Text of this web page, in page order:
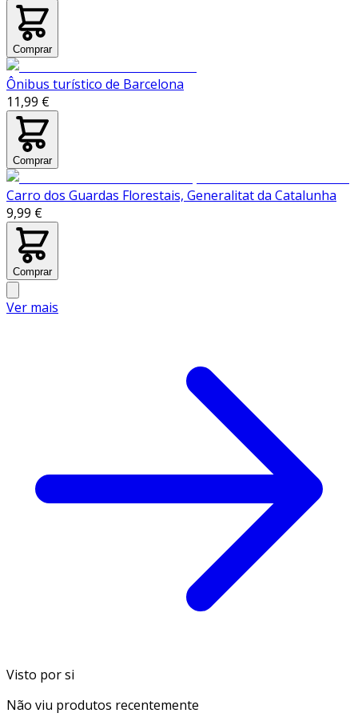
Comprar
Ônibus turístico de Barcelona
11,99 €
Comprar
Carro dos Guardas Florestais, Generalitat da Catalunha
9,99 €
Comprar
Ver mais
Visto por si
Não viu produtos recentemente